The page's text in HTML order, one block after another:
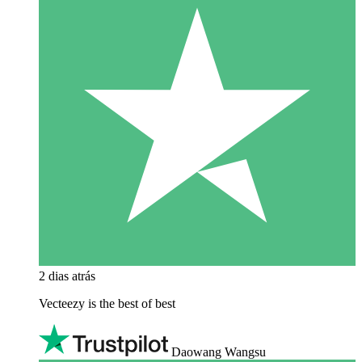
2 dias atrás
Vecteezy is the best of best
Daowang Wangsu